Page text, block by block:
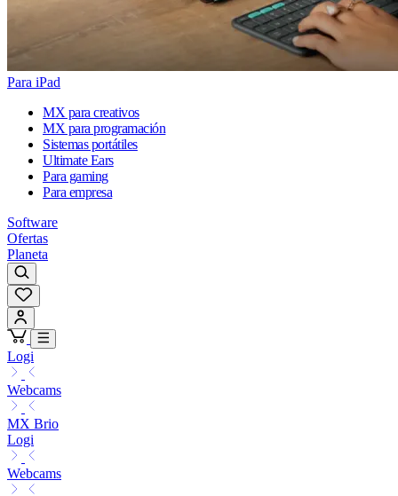
Para iPad
MX para creativos
MX para programación
Sistemas portátiles
Ultimate Ears
Para gaming
Para empresa
Software
Ofertas
Planeta
Logi
Webcams
MX Brio
Logi
Webcams